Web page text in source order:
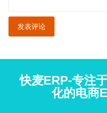
快麦ERP-专注
化的电商